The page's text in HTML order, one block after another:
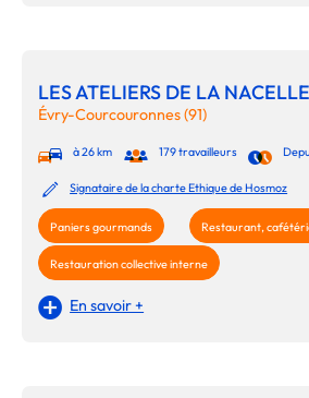
LES ATELIERS DE LA NACELLE
Évry-Courcouronnes (91)
à 26 km 179 travailleurs
Signataire de la charte Ethique de Hosmoz
Paniers gourmands Restaurant,
Restauration collective interne
En savoir +